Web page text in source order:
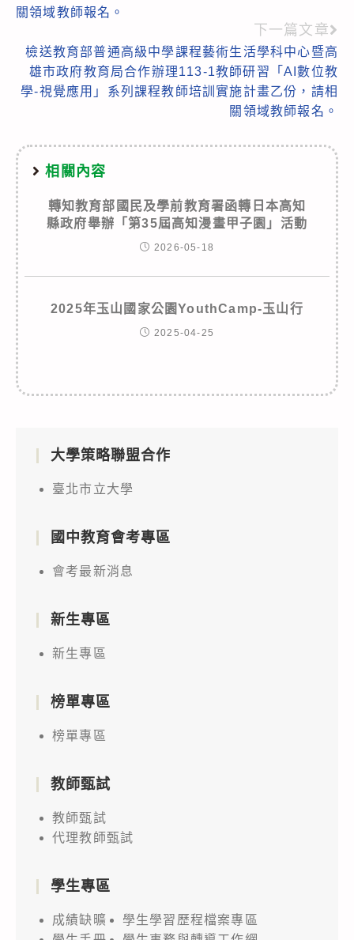
關領域教師報名。
下一篇文章
檢送教育部普通高級中學課程藝術生活學科中心暨高
雄市政府教育局合作辦理113-1教師研習「AI數位教
學-視覺應用」系列課程教師培訓實施計畫乙份，請相
關領域教師報名。
相關內容
轉知教育部國民及學前教育署函轉日本高知
縣政府舉辦「第35屆高知漫畫甲子園」活動
2026-05-18
2025年玉山國家公園YouthCamp-玉山行
2025-04-25
大學策略聯盟合作
臺北市立大學
國中教育會考專區
會考最新消息
新生專區
新生專區
榜單專區
榜單專區
教師甄試
教師甄試
代理教師甄試
學生專區
成績缺曠
學生學習歷程檔案專區